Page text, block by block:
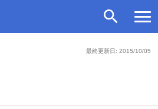
最終更新日: 2015/10/05